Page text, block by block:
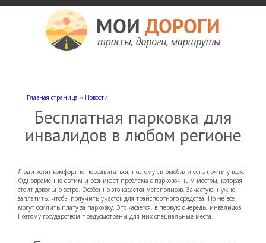
Главная страница » Новости
Бесплатная парковка для
инвалидов в любом регионе
Люди хотят комфортно передвигаться, поэтому автомобили есть почти у всех.
Одновременно с этим и возникает проблема с парковочным местом, которая
стоит довольно остро. Особенно это касается мегаполисов. Зачастую, нужно
заплатить, чтобы получить участок для транспортного средства. Но не все
могут осилить плату за парковку. Это касается, в первую очередь, инвалидов.
Поэтому государством предусмотрены для них специальные места.